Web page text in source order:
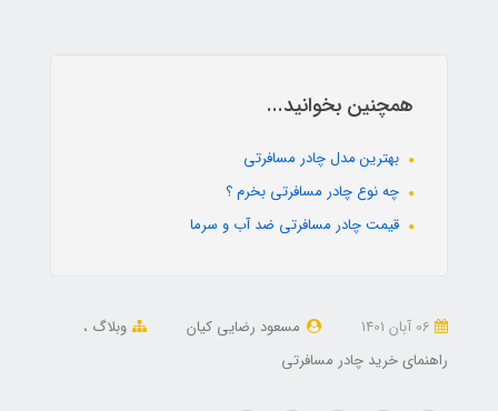
همچنین بخوانید...
بهترین مدل چادر مسافرتی
چه نوع چادر مسافرتی بخرم ؟
قیمت چادر مسافرتی ضد آب و سرما
مسعود رضایی کیان
وبلاگ
راهنمای خرید چادر مسافرتی